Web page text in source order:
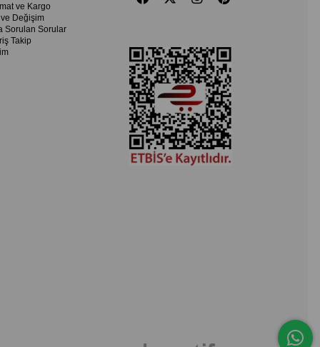
ve Kargo
Değişim
Sorulan Sorular
Takip